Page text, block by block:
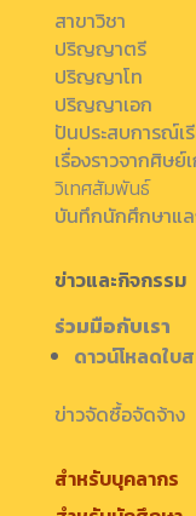
สาขาวิชา
ปริญญาตรี
ปริญญาโท
ปริญญาเอก
ปันประสบการณ์เ
เรื่องราวจากศิษย์
วิเทศสัมพันธ์
บันทึกนักศึกษาแ
ข่าวและกิจกรรม
ร่วมมือกับเรา
ดาวน์โหลดใบ
ข่าวจัดซื้อจัดจ้าง
สำหรับบุคลากร